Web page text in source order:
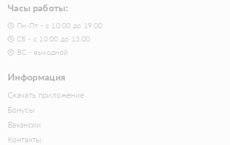
Часы работы:
Пн-Пт - с 10:00 до 19:00
Сб - с 10:00 до 13:00
ВС - выходной
Информация
Скачать приложение
Бонусы
Вакансии
Контакты